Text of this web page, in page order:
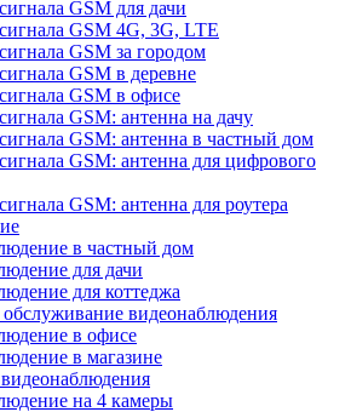
GSM для дачи
GSM 4G, 3G, LTE
GSM за городом
GSM в деревне
GSM в офисе
GSM: антенна на дачу
GSM: антенна в частный дом
GSM: антенна для цифрового
GSM: антенна для роутера
в частный дом
для дачи
для коттеджа
видеонаблюдения
в офисе
в магазине
на 4 камеры